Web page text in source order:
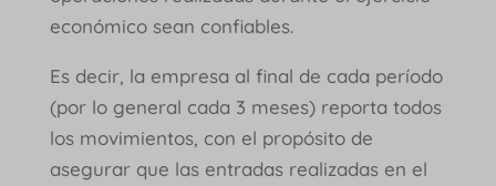
económico sean confiables.
Es decir, la empresa al final de cada período
(por lo general cada 3 meses) reporta todos
los movimientos, con el propósito de
asegurar que las entradas realizadas en el